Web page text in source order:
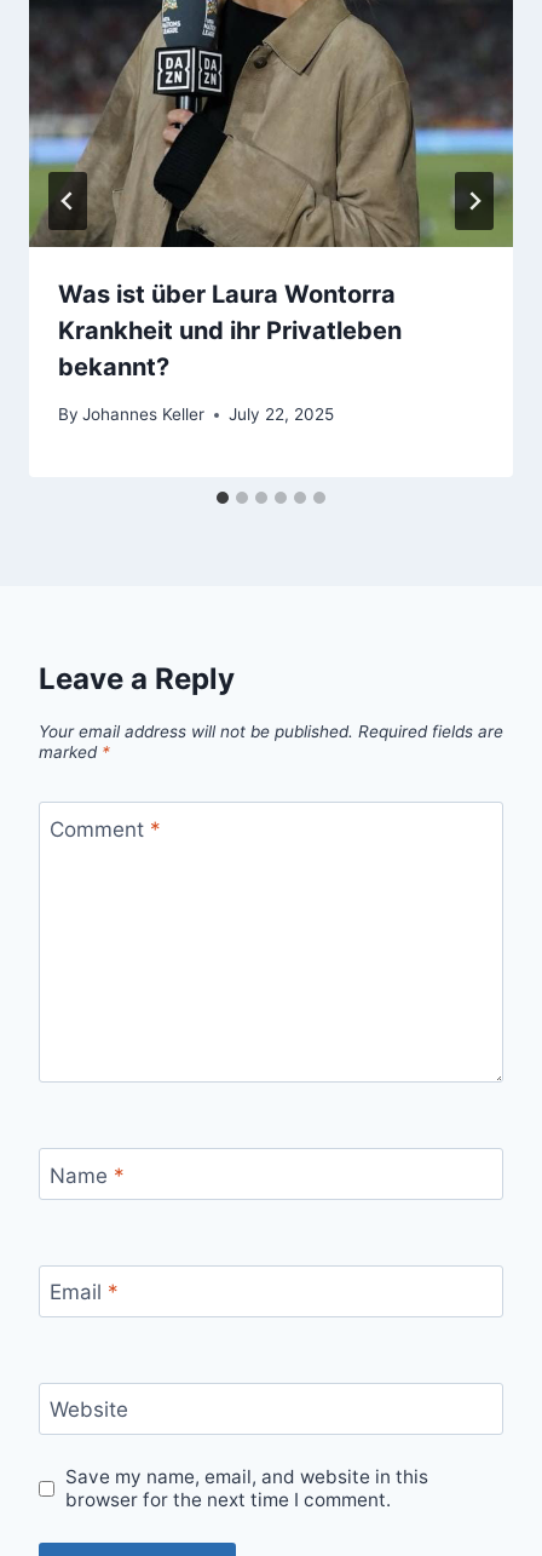
Was ist über Laura Wontorra
Krankheit und ihr Privatleben
bekannt?
By Johannes Keller July 22, 2025
Leave a Reply
Your email address will not be published. Required fields are
marked *
Comment *
Name *
Email *
Website
Save my name, email, and website in this
browser for the next time I comment.